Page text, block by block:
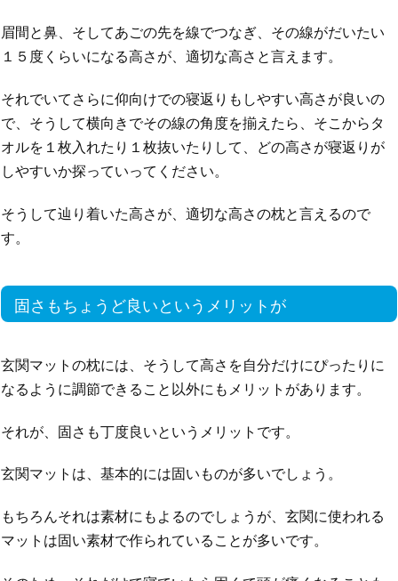
眉間と鼻、そしてあごの先を線でつなぎ、その線がだいたい
１５度くらいになる高さが、適切な高さと言えます。
それでいてさらに仰向けでの寝返りもしやすい高さが良いの
で、そうして横向きでその線の角度を揃えたら、そこからタ
オルを１枚入れたり１枚抜いたりして、どの高さが寝返りが
しやすいか探っていってください。
そうして辿り着いた高さが、適切な高さの枕と言えるので
す。
固さもちょうど良いというメリットが
玄関マットの枕には、そうして高さを自分だけにぴったりに
なるように調節できること以外にもメリットがあります。
それが、固さも丁度良いというメリットです。
玄関マットは、基本的には固いものが多いでしょう。
もちろんそれは素材にもよるのでしょうが、玄関に使われる
マットは固い素材で作られていることが多いです。